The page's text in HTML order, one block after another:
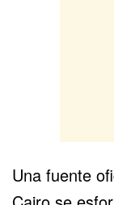
Una fuente